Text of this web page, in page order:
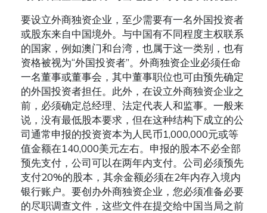
要设立外商独资企业，至少需要有一名外国投资者
或股东来自中国境外。与中国有不同程度主权联系
的国家，例如澳门和台湾，也属于这一类别，也有
资格被视为“外国投资者”。外商独资企业必须任命
一名董事或董事会，其中董事职位也可由预先确定
的外国投资者担任。此外，在设立外商独资企业之
前，必须确定总经理、法定代表人和监事。一般来
说，没有最低股本要求，但在这种结构下成立的公
司通常申报的投资资本为人民币1,000,000元或等
值金额在140,000美元左右。申报的股本不必全部
预先支付，公司可以在两年内支付。公司必须预先
支付20%的股本，其余金额必须在2年内存入境内
银行账户。要创办外商独资企业，您必须准备必要
的尽职调查文件，这些文件在提交给中国当局之前